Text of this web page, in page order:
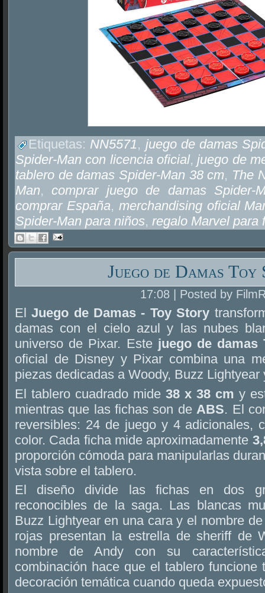
Etiquetas: NN5571, juego de damas
Spider-Man con licencia oficial,juego de
tablero de damas Spider-Man 38 cm, The
Man, comprar juego de damas Spider-
comprar España, merchandising oficial
Spider-Man para niños, regalo Marvel para
Juego de Damas
17:08 | Posted by
ElJuego de Damas - Toy Story
damas con el cielo azul y las nubes
universo de Pixar. Este juego de damas
oficial de Disney y Pixar combina una
piezas dedicadas a Woody, Buzz Lightyear
El tablero cuadrado mide 38 x 38 cm y
mientras que las fichas son de ABS. El
reversibles: 24 de juego y 4 adicionales,
color. Cada ficha mide aproximadamente
proporción cómoda para manipularlas
vista sobre el tablero.
El diseño divide las fichas en dos
reconocibles de la saga. Las blancas
Buzz Lightyear en una cara y el nombre
rojas presentan la estrella de sheriff de
nombre de Andy con su
combinación hace que el tablero funcione
decoración temática cuando queda